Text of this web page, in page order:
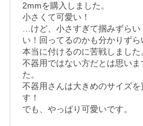
2mmを購入しました。
小さくて可愛い！
…けど、小さすぎて掴みずら
い！回ってるのかも分かりずら
本当に付けるのに苦戦しました
不器用ではない方だとは思い
た。
不器用さんは大きめのサイズ
す！
でも、やっぱり可愛いです。